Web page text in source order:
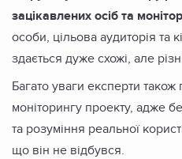
зацікавлених осіб та
особи, цільова аудиторія та
здається дуже схожі, але
Багато уваги експерти також
моніторингу проекту, адже
та розуміння реальної
що він не відбувся.